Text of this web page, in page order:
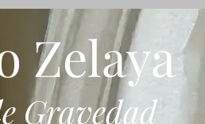
Zelaya
Gravedad